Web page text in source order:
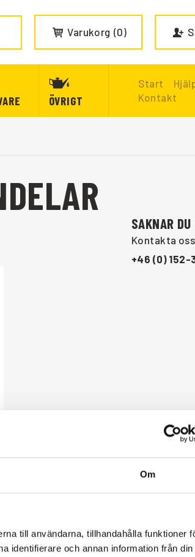
Om
till användarna, tillhandahålla funktioner
identifierare och annan information från din
Varukorg 0
ÖVRIGT
Start
Kontakt
SAKNAR
Kontakta
+46 (0) 152-